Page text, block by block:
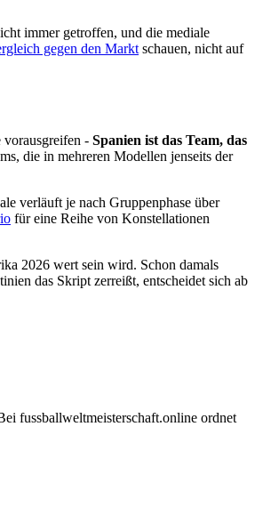
immer getroffen, und die mediale
gegen den Markt schauen, nicht auf
vorausgreifen - Spanien ist das Team, das
die in mehreren Modellen jenseits der
verläuft je nach Gruppenphase über
für eine Reihe von Konstellationen
2026 wert sein wird. Schon damals
das Skript zerreißt, entscheidet sich ab
fussballweltmeisterschaft.online ordnet